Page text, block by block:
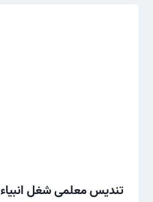
تندیس معلمی شغل انبیاء